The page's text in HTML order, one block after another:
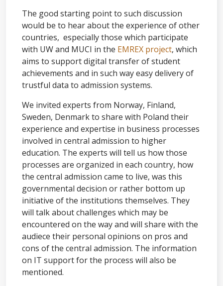
The good starting point to such discussion
would be to hear about the experience of other
countries, especially those which participate
with UW and MUCI in the EMREX project, which
aims to support digital transfer of student
achievements and in such way easy delivery of
trustful data to admission systems.
We invited experts from Norway, Finland,
Sweden, Denmark to share with Poland their
experience and expertise in business processes
involved in central admission to higher
education. The experts will tell us how those
processes are organized in each country, how
the central admission came to live, was this
governmental decision or rather bottom up
initiative of the institutions themselves. They
will talk about challenges which may be
encountered on the way and will share with the
audiece their personal opinions on pros and
cons of the central admission. The information
on IT support for the process will also be
mentioned.